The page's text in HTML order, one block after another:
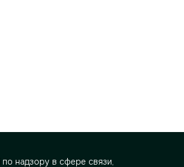
надзору в сфере связи,